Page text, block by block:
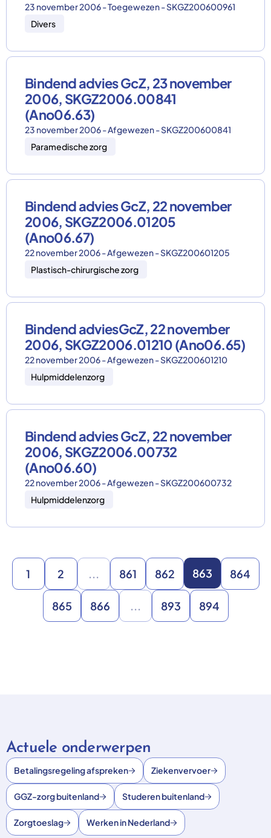
23 november 2006 - Toegewezen - SKGZ200600961
Divers
Bindend advies GcZ, 23 november
2006, SKGZ2006.00841
(Ano06.63)
23 november 2006 - Afgewezen - SKGZ200600841
Paramedische zorg
Bindend advies GcZ, 22 november
2006, SKGZ2006.01205
(Ano06.67)
22 november 2006 - Afgewezen - SKGZ200601205
Plastisch-chirurgische zorg
Bindend adviesGcZ, 22 november
2006, SKGZ2006.01210 (Ano06.65)
22 november 2006 - Afgewezen - SKGZ200601210
Hulpmiddelenzorg
Bindend advies GcZ, 22 november
2006, SKGZ2006.00732
(Ano06.60)
22 november 2006 - Afgewezen - SKGZ200600732
Hulpmiddelenzorg
1 2 ... 861 862 863 864
865 866 ... 893 894
Actuele onderwerpen
Betalingsregeling afspreken Ziekenvervoer
GGZ-zorg buitenland Studeren buitenland
Zorgtoeslag Werken in Nederland